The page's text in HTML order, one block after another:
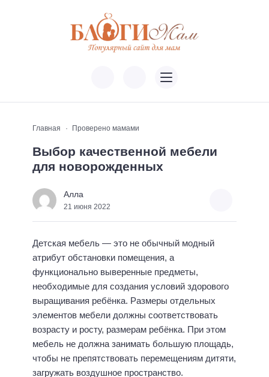
Главная Проверено мамами
Выбор качественной мебели
для новорожденных
Алла
21 июня 2022
Детская мебель — это не обычный модный
атрибут обстановки помещения, а
функционально выверенные предметы,
необходимые для создания условий здорового
выращивания ребёнка. Размеры отдельных
элементов мебели должны соответствовать
возрасту и росту, размерам ребёнка. При этом
мебель не должна занимать большую площадь,
чтобы не препятствовать перемещениям дитяти,
загружать воздушное пространство.